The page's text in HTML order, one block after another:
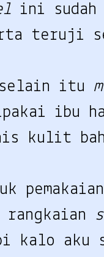
ini sudah
teruji
selain itu
ibu
kulit
rangkaian
kalo aku